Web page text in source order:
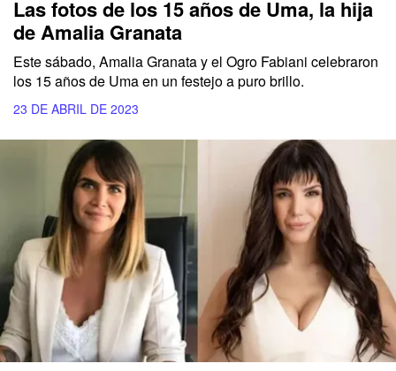
Las fotos de los 15 años de Uma, la hija
de Amalia Granata
Este sábado, Amalia Granata y el Ogro Fabiani celebraron
los 15 años de Uma en un festejo a puro brillo.
23 DE ABRIL DE 2023